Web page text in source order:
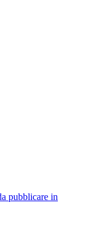
pubblicare in